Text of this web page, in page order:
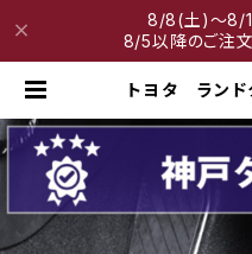
8/8(土)～8/
8/5以降のご注
トヨタ ラン
アマット一式